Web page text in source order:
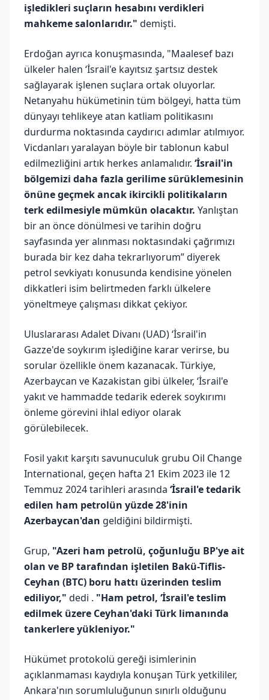
işledikleri suçların hesabını verdikleri
mahkeme salonlarıdır." demişti.
Erdoğan ayrıca konuşmasında, "Maalesef bazı
ülkeler halen ‘İsrail'e kayıtsız şartsız destek
sağlayarak işlenen suçlara ortak oluyorlar.
Netanyahu hükümetinin tüm bölgeyi, hatta tüm
dünyayı tehlikeye atan katliam politikasını
durdurma noktasında caydırıcı adımlar atılmıyor.
Vicdanları yaralayan böyle bir tablonun kabul
edilmezliğini artık herkes anlamalıdır. ‘İsrail'in
bölgemizi daha fazla gerilime sürüklemesinin
önüne geçmek ancak ikircikli politikaların
terk edilmesiyle mümkün olacaktır. Yanlıştan
bir an önce dönülmesi ve tarihin doğru
sayfasında yer alınması noktasındaki çağrımızı
burada bir kez daha tekrarlıyorum” diyerek
petrol sevkiyatı konusunda kendisine yönelen
dikkatleri isim belirtmeden farklı ülkelere
yöneltmeye çalışması dikkat çekiyor.
Uluslararası Adalet Divanı (UAD) ‘İsrail'in
Gazze'de soykırım işlediğine karar verirse, bu
sorular özellikle önem kazanacak. Türkiye,
Azerbaycan ve Kazakistan gibi ülkeler, ‘İsrail'e
yakıt ve hammadde tedarik ederek soykırımı
önleme görevini ihlal ediyor olarak
görülebilecek.
Fosil yakıt karşıtı savunuculuk grubu Oil Change
International, geçen hafta 21 Ekim 2023 ile 12
Temmuz 2024 tarihleri arasında ‘İsrail'e tedarik
edilen ham petrolün yüzde 28'inin
Azerbaycan'dan geldiğini bildirmişti.
Grup, "Azeri ham petrolü, çoğunluğu BP'ye ait
olan ve BP tarafından işletilen Bakü-Tiflis-
Ceyhan (BTC) boru hattı üzerinden teslim
ediliyor," dedi . "Ham petrol, ‘İsrail'e teslim
edilmek üzere Ceyhan'daki Türk limanında
tankerlere yükleniyor."
Hükümet protokolü gereği isimlerinin
açıklanmaması kaydıyla konuşan Türk yetkililer,
Ankara'nın sorumluluğunun sınırlı olduğunu